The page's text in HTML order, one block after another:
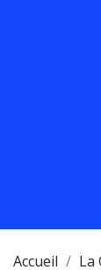
Accueil La